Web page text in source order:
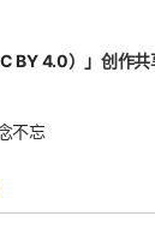
BY 4.0）」创作共
不忘